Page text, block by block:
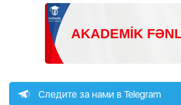
Следите за нами в Telegram